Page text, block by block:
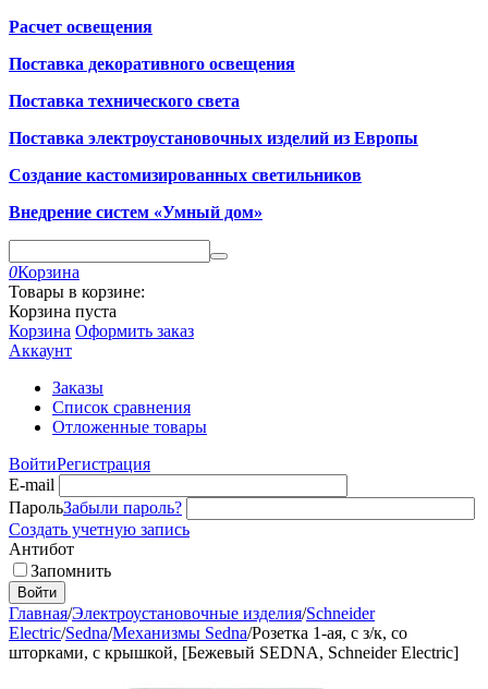
Расчет освещения
Поставка декоративного освещения
Поставка технического света
Поставка электроустановочных изделий из Европы
Создание кастомизированных светильников
Внедрение систем «Умный дом»
0Корзина
Товары в корзине:
Корзина пуста
Корзина Оформить заказ
Аккаунт
Заказы
Список сравнения
Отложенные товары
ВойтиРегистрация
E-mail
ПарольЗабыли пароль?
Создать учетную запись
Антибот
Запомнить
Войти
Главная/Электроустановочные изделия/Schneider
Electric/Sedna/Механизмы Sedna/Розетка 1-ая, с з/к, со
шторками, с крышкой, [Бежевый SEDNA, Schneider Electric]